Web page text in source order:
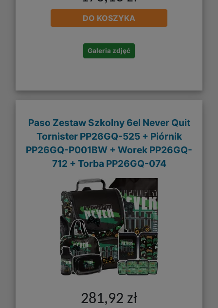
DO KOSZYKA
Galeria zdjęć
Paso Zestaw Szkolny 6el Never Quit
Tornister PP26GQ-525 + Piórnik
PP26GQ-P001BW + Worek PP26GQ-
712 + Torba PP26GQ-074
281,92 zł